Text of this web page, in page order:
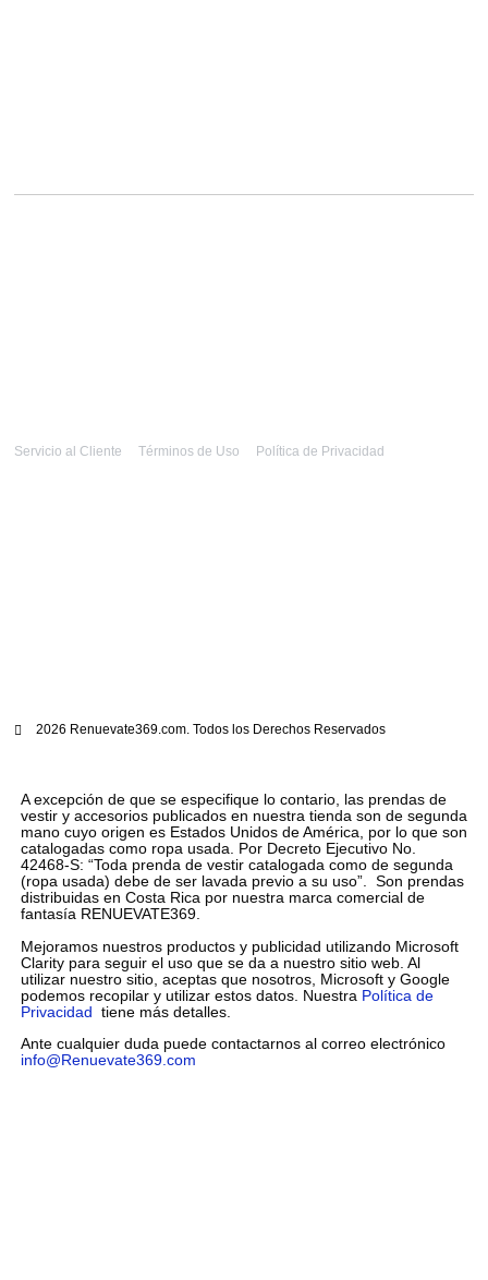
2026 Renuevate369.com. Todos los Derechos Reservados
Servicio al Cliente Términos de Uso Política de Privacidad
A excepción de que se especifique lo contario, las prendas de
vestir y accesorios publicados en nuestra tienda son de segunda
mano cuyo origen es Estados Unidos de América, por lo que son
catalogadas como ropa usada. Por Decreto Ejecutivo No.
42468-S: “Toda prenda de vestir catalogada como de segunda
(ropa usada) debe de ser lavada previo a su uso”. Son prendas
distribuidas en Costa Rica por nuestra marca comercial de
fantasía RENUEVATE369.
Mejoramos nuestros productos y publicidad utilizando Microsoft
Clarity para seguir el uso que se da a nuestro sitio web. Al
utilizar nuestro sitio, aceptas que nosotros, Microsoft y Google
podemos recopilar y utilizar estos datos. Nuestra Política de
Privacidad tiene más detalles.
Ante cualquier duda puede contactarnos al correo electrónico
info@Renuevate369.com